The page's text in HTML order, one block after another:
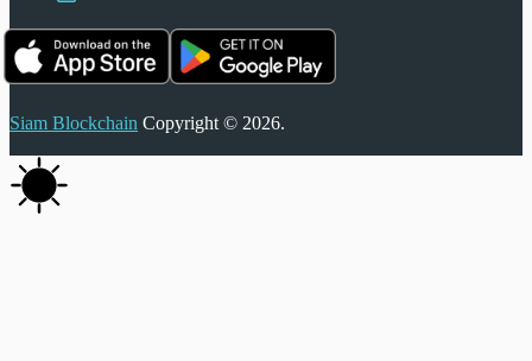
Siam Blockchain Copyright © 2026.